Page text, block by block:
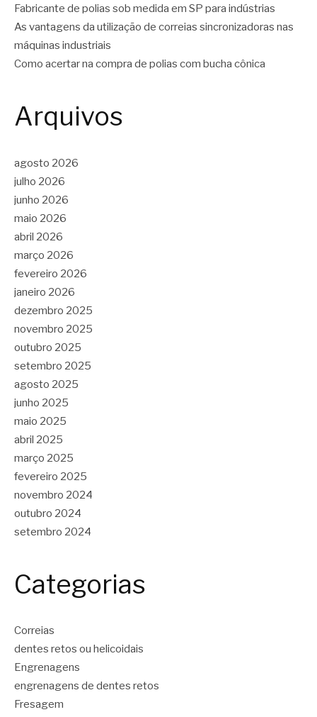
Fabricante de polias sob medida em SP para indústrias
As vantagens da utilização de correias sincronizadoras nas
máquinas industriais
Como acertar na compra de polias com bucha cônica
Arquivos
agosto 2026
julho 2026
junho 2026
maio 2026
abril 2026
março 2026
fevereiro 2026
janeiro 2026
dezembro 2025
novembro 2025
outubro 2025
setembro 2025
agosto 2025
junho 2025
maio 2025
abril 2025
março 2025
fevereiro 2025
novembro 2024
outubro 2024
setembro 2024
Categorias
Correias
dentes retos ou helicoidais
Engrenagens
engrenagens de dentes retos
Fresagem